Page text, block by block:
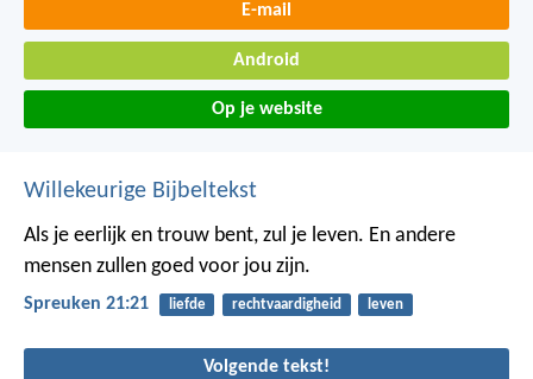
E-mail
Android
Op je website
Willekeurige Bijbeltekst
Als je eerlijk en trouw bent, zul je leven. En andere
mensen zullen goed voor jou zijn.
Spreuken 21:21 liefde rechtvaardigheid leven
Volgende tekst!